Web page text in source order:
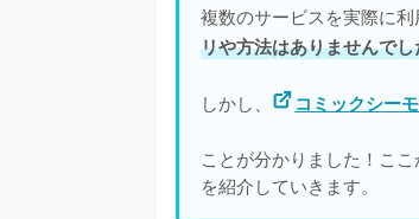
複数のサービスを実際に
リや方法はありませんで
しかし、 コミックシー
ことが分かりました！こ
を紹介していきます。